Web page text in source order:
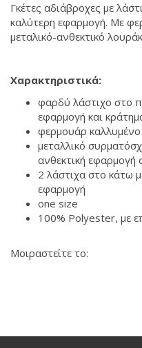
Γκέτες αδιάβροχες με
καλύτερη εφαρμογή. Mε
μεταλικό-ανθεκτικό
Χαρακτηριστικά:
φαρδύ λάστιχο στο
εφαρμογή και
φερμουάρ
μεταλλικό
ανθεκτική εφαρμογή
2 λάστιχα στο κάτω
εφαρμογή
οne size
100% Polyester, με
Μοιραστείτε το: